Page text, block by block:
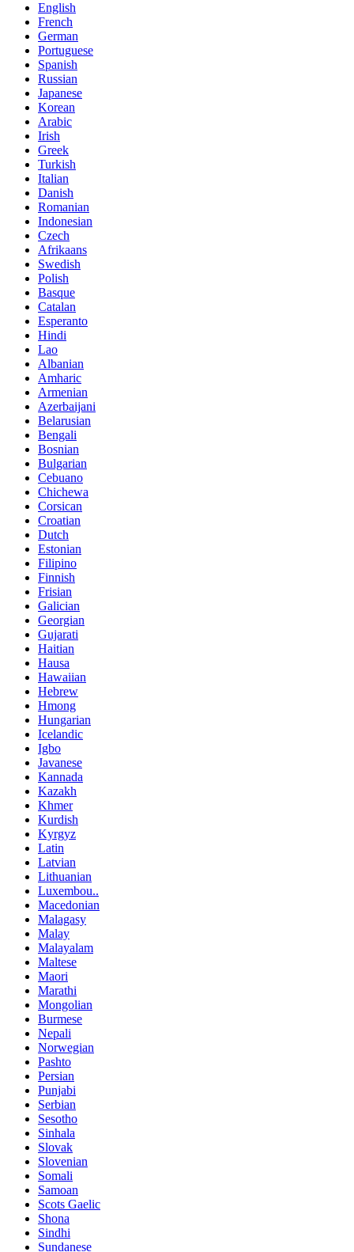
English
French
German
Portuguese
Spanish
Russian
Japanese
Korean
Arabic
Irish
Greek
Turkish
Italian
Danish
Romanian
Indonesian
Czech
Afrikaans
Swedish
Polish
Basque
Catalan
Esperanto
Hindi
Lao
Albanian
Amharic
Armenian
Azerbaijani
Belarusian
Bengali
Bosnian
Bulgarian
Cebuano
Chichewa
Corsican
Croatian
Dutch
Estonian
Filipino
Finnish
Frisian
Galician
Georgian
Gujarati
Haitian
Hausa
Hawaiian
Hebrew
Hmong
Hungarian
Icelandic
Igbo
Javanese
Kannada
Kazakh
Khmer
Kurdish
Kyrgyz
Latin
Latvian
Lithuanian
Luxembou..
Macedonian
Malagasy
Malay
Malayalam
Maltese
Maori
Marathi
Mongolian
Burmese
Nepali
Norwegian
Pashto
Persian
Punjabi
Serbian
Sesotho
Sinhala
Slovak
Slovenian
Somali
Samoan
Scots Gaelic
Shona
Sindhi
Sundanese